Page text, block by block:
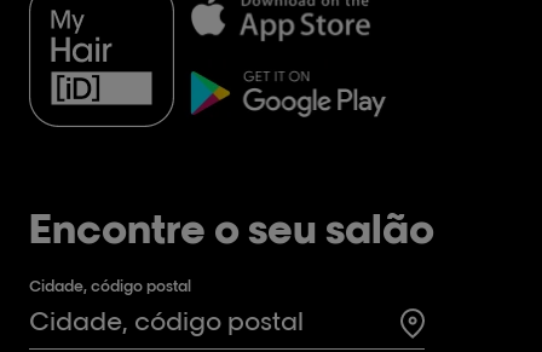
Encontre o seu salão
Cidade, código postal
Test